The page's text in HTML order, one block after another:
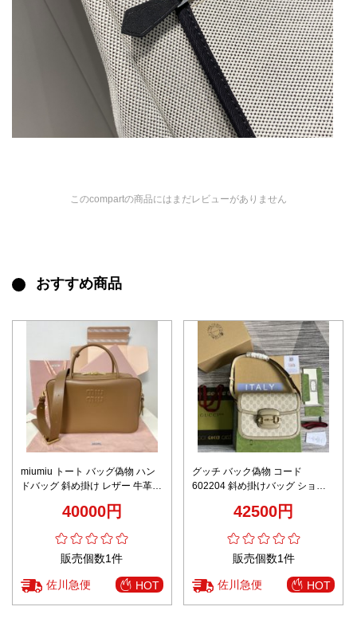
このcompartの商品にはまだレビューがありません
おすすめ商品
miumiu トート バッグ偽物 ハン
ドバッグ 斜め掛け レザー 牛革
40000円
販売個数1件
佐川急便 HOT
グッチ バック偽物 コード
602204 斜め掛けバッグ ショッ
レディース ベージュ色
42500円
販売個数1件
佐川急便 HOT